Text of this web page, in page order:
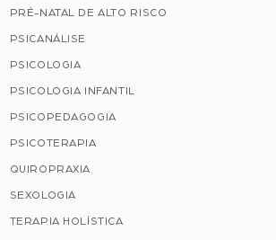
PRÉ-NATAL DE ALTO RISCO
PSICANÁLISE
PSICOLOGIA
PSICOLOGIA INFANTIL
PSICOPEDAGOGIA
PSICOTERAPIA
QUIROPRAXIA
SEXOLOGIA
TERAPIA HOLÍSTICA